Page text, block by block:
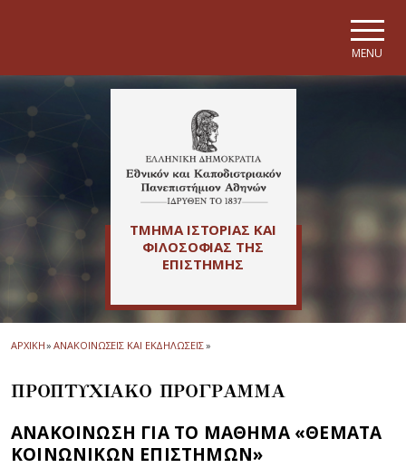
MENU
ΤΜΗΜΑ ΙΣΤΟΡΙΑΣ ΚΑΙ
ΦΙΛΟΣΟΦΙΑΣ ΤΗΣ
ΕΠΙΣΤΗΜΗΣ
ΑΡΧΙΚΗ» ΑΝΑΚΟΙΝΩΣΕΙΣ ΚΑΙ ΕΚΔΗΛΩΣΕΙΣ»
ΠΡΟΠΤΥΧΙΑΚΟ ΠΡΟΓΡΑΜΜΑ
ΑΝΑΚΟΙΝΩΣΗ ΓΙΑ ΤΟ ΜΑΘΗΜΑ «ΘΕΜΑΤΑ
ΚΟΙΝΩΝΙΚΩΝ ΕΠΙΣΤΗΜΩΝ»